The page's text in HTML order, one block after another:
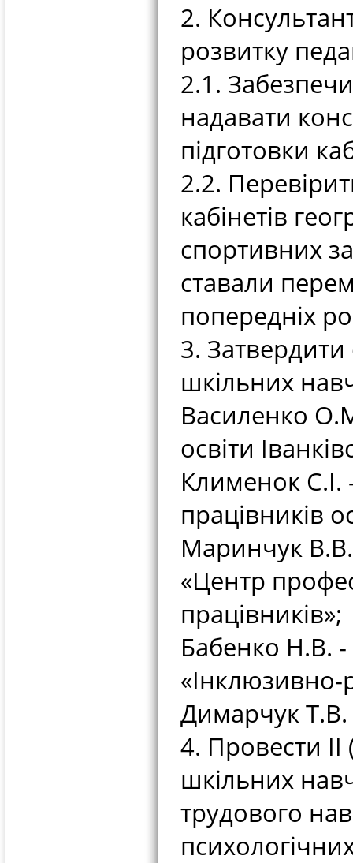
2.
розвитку
2.1.
надавати
підготовки
2.2.
кабінетів
спортивних
ставали
попередніх
3. Затвердити
шкільних
Василенко
освіти
Клименок С.І.
працівників
Маринчук
«Центр
працівників»;
Бабенко Н.В. -
«Інклюзивно-
Димарчук Т.В.
4. Провести
шкільних
трудового